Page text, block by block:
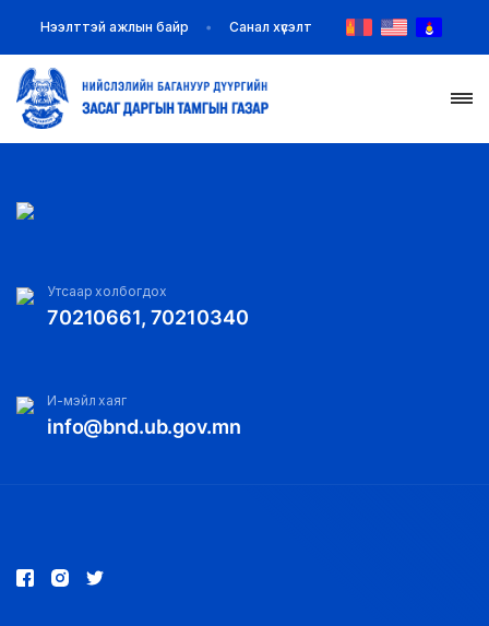
БАЙГУУЛЛАГУУД
ИЛ ТОД БАЙДАЛ
Нээлттэй ажлын байр Санал хүсэлт
Утсаар холбогдох
70210661, 70210340
И-мэйл хаяг
info@bnd.ub.gov.mn